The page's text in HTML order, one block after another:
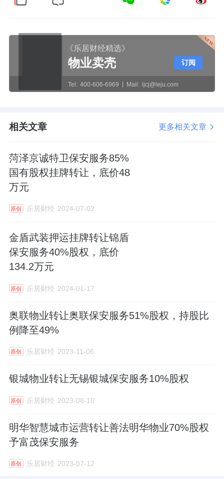
《乐居财经精选》
物业卖壳
Tel: 400-606-6969 Mail: ljcj@leju.com
订阅
相关文章 更多相关文章
菏泽京诚特卫保安服务85%
国有股权挂牌转让，底价48
万元
原创 乐居财经 2024-07-02
金盾武装押运挂牌转让锦盾
保安服务40%股权，底价
134.2万元
原创 乐居财经 2024-01-17
奥联物业转让奥联保安服务51%股权，持股比
例降至49%
原创 乐居财经 2023-11-06
银城物业转让无锡银城保安服务10%股权
原创 乐居财经 2023-08-10
明华智慧城市运营转让善法明华物业70%股权
予富茂保安服务
原创 乐居财经 2023-07-12